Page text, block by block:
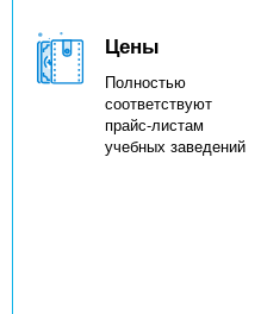
Цены
Полностью
соответствуют
прайс-листам
учебных заведений